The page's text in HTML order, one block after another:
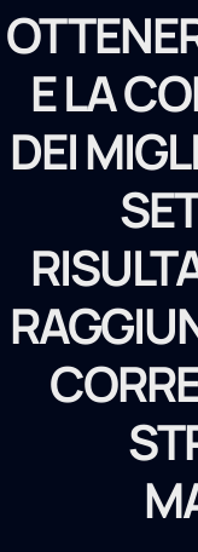
E LA
DEI